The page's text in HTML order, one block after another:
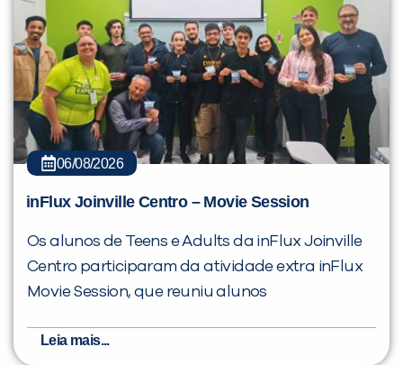
06/08/2026
inFlux Joinville Centro – Movie Session
Os alunos de Teens e Adults da inFlux Joinville
Centro participaram da atividade extra inFlux
Movie Session, que reuniu alunos
Leia mais...